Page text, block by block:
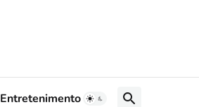
Entretenimento